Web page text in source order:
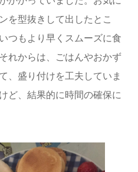
を型抜きして出したとこ
つもより早くスムーズに食
れからは、ごはんやおかず
、盛り付けを工夫していま
ど、結果的に時間の確保に